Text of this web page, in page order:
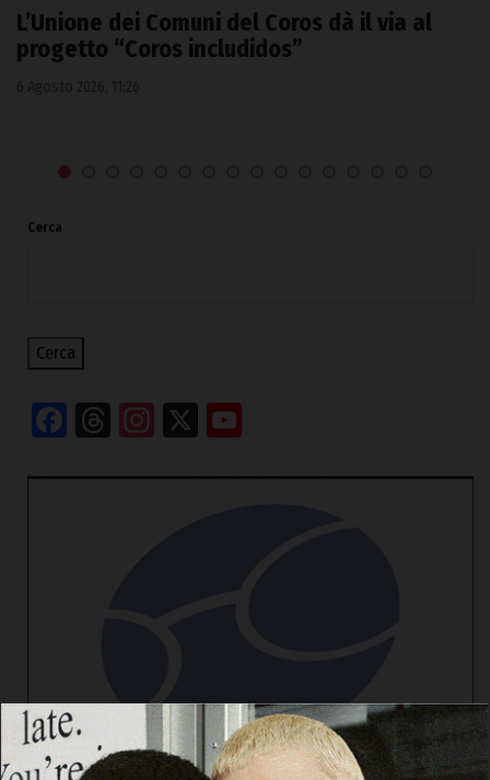
L’Unione dei Comuni del Coros dà il via al
progetto “Coros includidos”
Cerca
Cerca
Facebook
Threads
Instagram
X